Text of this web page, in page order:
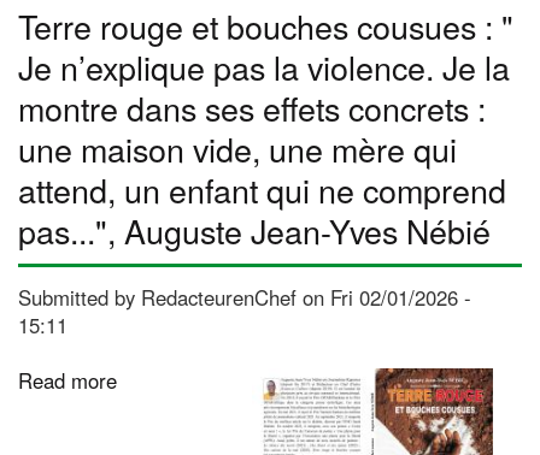
Dounia
:
Le
CDC
La
Termitière
innove
pour
la
professionnalisation
Terre rouge et bouches cousues : "
Je n’explique pas la violence. Je la
montre dans ses effets concrets :
une maison vide, une mère qui
attend, un enfant qui ne comprend
pas...", Auguste Jean-Yves Nébié
Submitted by RedacteurenChef on Fri 02/01/2026 -
15:11
Read more